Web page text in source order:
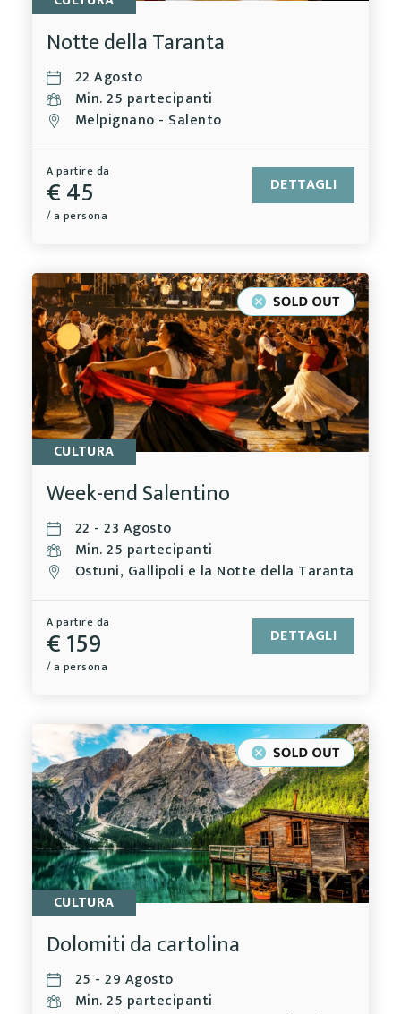
Notte della Taranta
22 Agosto
Min. 25 partecipanti
Melpignano - Salento
A partire da
€ 45
/ a persona
DETTAGLI
CULTURA
Week-end Salentino
22 - 23 Agosto
Min. 25 partecipanti
Ostuni, Gallipoli e la Notte della Taranta
A partire da
€ 159
/ a persona
DETTAGLI
CULTURA
Dolomiti da cartolina
25 - 29 Agosto
Min. 25 partecipanti